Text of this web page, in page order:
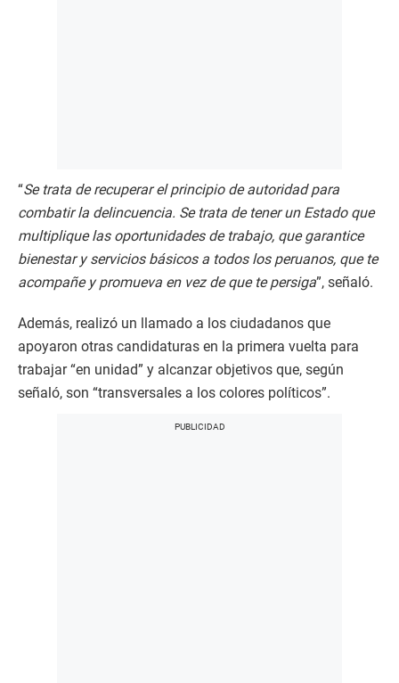
“Se trata de recuperar el principio de autoridad para
combatir la delincuencia. Se trata de tener un Estado que
multiplique las oportunidades de trabajo, que garantice
bienestar y servicios básicos a todos los peruanos, que te
acompañe y promueva en vez de que te persiga”, señaló.
Además, realizó un llamado a los ciudadanos que
apoyaron otras candidaturas en la primera vuelta para
trabajar “en unidad” y alcanzar objetivos que, según
señaló, son “transversales a los colores políticos”.